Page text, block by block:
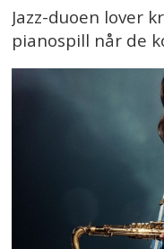
Jazz-duoen lover
pianospill når de